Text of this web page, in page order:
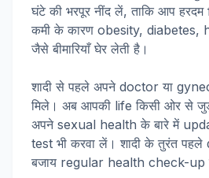
घंटे की भरपूर नींद लें, ताकि आप
कमी के कारण obesity,
जैसे बीमारियाँ घेर लेती है।
शादी से पहले अपने doctor या
मिले। अब आपकी life किसी ओर से
अपने sexual health के बारे में
test भी करवा लें। शादी के तुरंत
बजाय regular health check-up